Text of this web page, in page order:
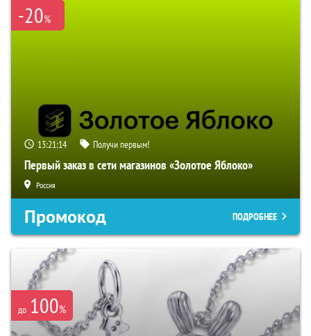
-20%
13:21:13 Получи первым!
Первый заказ в сети магазинов «Золотое Яблоко»
Россия
Промокод ПОДРОБНЕЕ
до 100%